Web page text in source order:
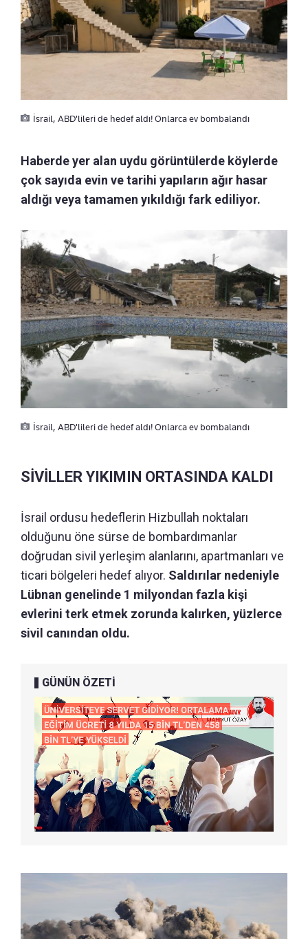
İsrail, ABD'lileri de hedef aldı! Onlarca ev bombalandı
Haberde yer alan uydu görüntülerde köylerde
çok sayıda evin ve tarihi yapıların ağır hasar
aldığı veya tamamen yıkıldığı fark ediliyor.
İsrail, ABD'lileri de hedef aldı! Onlarca ev bombalandı
SİVİLLER YIKIMIN ORTASINDA KALDI
İsrail ordusu hedeflerin Hizbullah noktaları
olduğunu öne sürse de bombardımanlar
doğrudan sivil yerleşim alanlarını, apartmanları ve
ticari bölgeleri hedef alıyor. Saldırılar nedeniyle
Lübnan genelinde 1 milyondan fazla kişi
evlerini terk etmek zorunda kalırken, yüzlerce
sivil canından oldu.
GÜNÜN ÖZETİ